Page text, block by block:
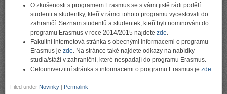
O zkušenosti s programem Erasmus se s vámi jistě rádi podělí
studenti a studentky, kteří v rámci tohoto programu vycestovali do
zahraničí. Seznam studentů a studentek, kteří byli nominováni do
programu Erasmus v roce 2014/2015 najdete zde.
Fakultní internetová stránka s obecnými informacemi o programu
Erasmus je zde. Na stránce také najdete odkazy na nabídky
studia/stáží v zahraniční, které nespadají do programu Erasmus.
Celouniverzitní stránka s informacemi o programu Erasmus je zde.
Filed under Novinky | Permalink